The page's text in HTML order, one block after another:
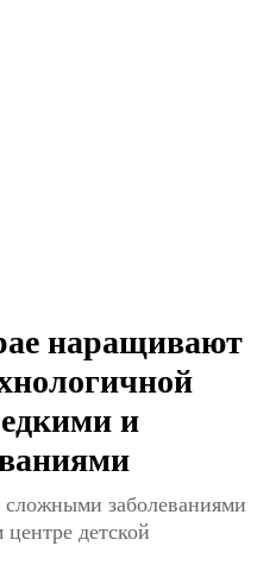
наращивают
и
заболеваниями
детской